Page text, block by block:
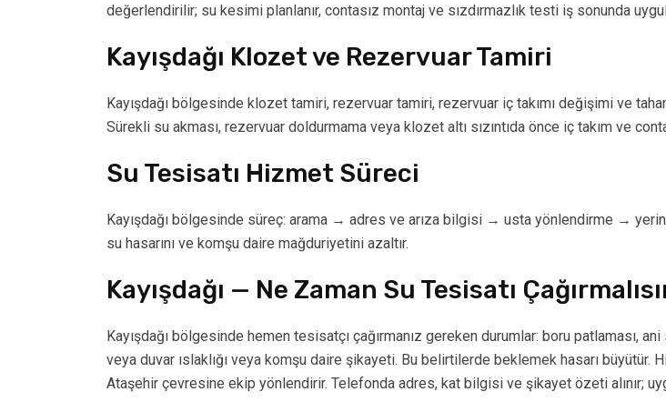
değerlendirilir; su kesimi planlanır, contasız montaj ve sızdırmazlık testi iş sonunda
Kayışdağı Klozet ve Rezervuar Tamiri
Kayışdağı bölgesinde klozet tamiri, rezervuar tamiri, rezervuar iç takımı değişimi ve
Sürekli su akması, rezervuar doldurmama veya klozet altı sızıntıda önce iç takım ve
Su Tesisatı Hizmet Süreci
Kayışdağı bölgesinde süreç: arama → adres ve arıza bilgisi → usta yönlendirme →
su hasarını ve komşu daire mağduriyetini azaltır.
Kayışdağı — Ne Zaman Su Tesisatı
Kayışdağı bölgesinde hemen tesisatçı çağırmanız gereken durumlar: boru patlaması,
veya duvar ıslaklığı veya komşu daire şikayeti. Bu belirtilerde beklemek hasarı
Ataşehir çevresine ekip yönlendirir. Telefonda adres, kat bilgisi ve şikayet özeti alınır;